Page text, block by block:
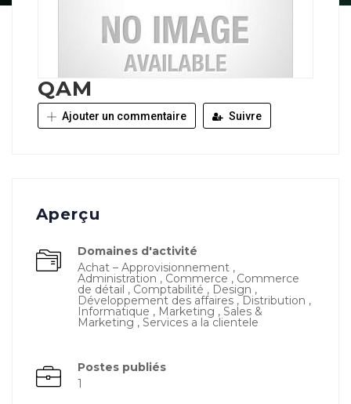
QAM
Ajouter un commentaire Suivre
Aperçu
Domaines d'activité
Achat – Approvisionnement ,
Administration , Commerce , Commerce
de détail , Comptabilité , Design ,
Développement des affaires , Distribution ,
Informatique , Marketing , Sales &
Marketing , Services a la clientele
Postes publiés
1